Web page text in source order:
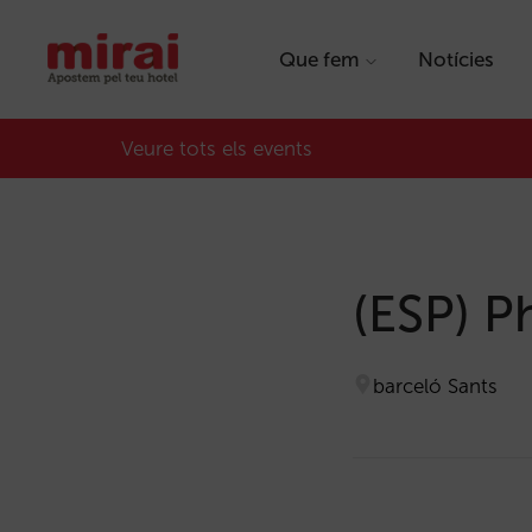
Que fem Notícies
Veure tots els events
(ESP)
barceló Sants